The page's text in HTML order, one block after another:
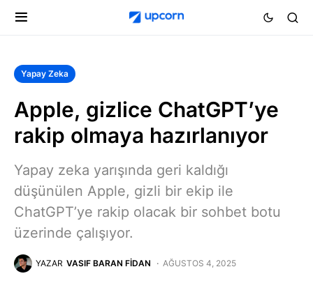
Yapay Zeka
Apple, gizlice ChatGPT’ye
rakip olmaya hazırlanıyor
Yapay zeka yarışında geri kaldığı
düşünülen Apple, gizli bir ekip ile
ChatGPT’ye rakip olacak bir sohbet botu
üzerinde çalışıyor.
YAZAR VASIF BARAN FIDAN AĞUSTOS 4, 2025